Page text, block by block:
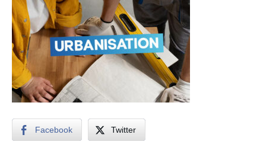
Facebook Twitter